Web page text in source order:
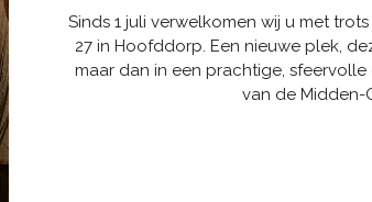
Sinds 1 juli verwelkomen wij u met
27 in Hoofddorp. Een nieuwe plek,
maar dan in een prachtige,
van de Midden-